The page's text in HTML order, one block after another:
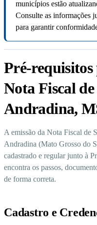
municípios estão
Consulte as informações
para garantir
Pré-requisitos
Nota Fiscal
Andradina,
A emissão da Nota Fiscal de
Andradina (Mato Grosso do
cadastrado e regular junto à
encontra os passos,
de forma correta.
Cadastro e